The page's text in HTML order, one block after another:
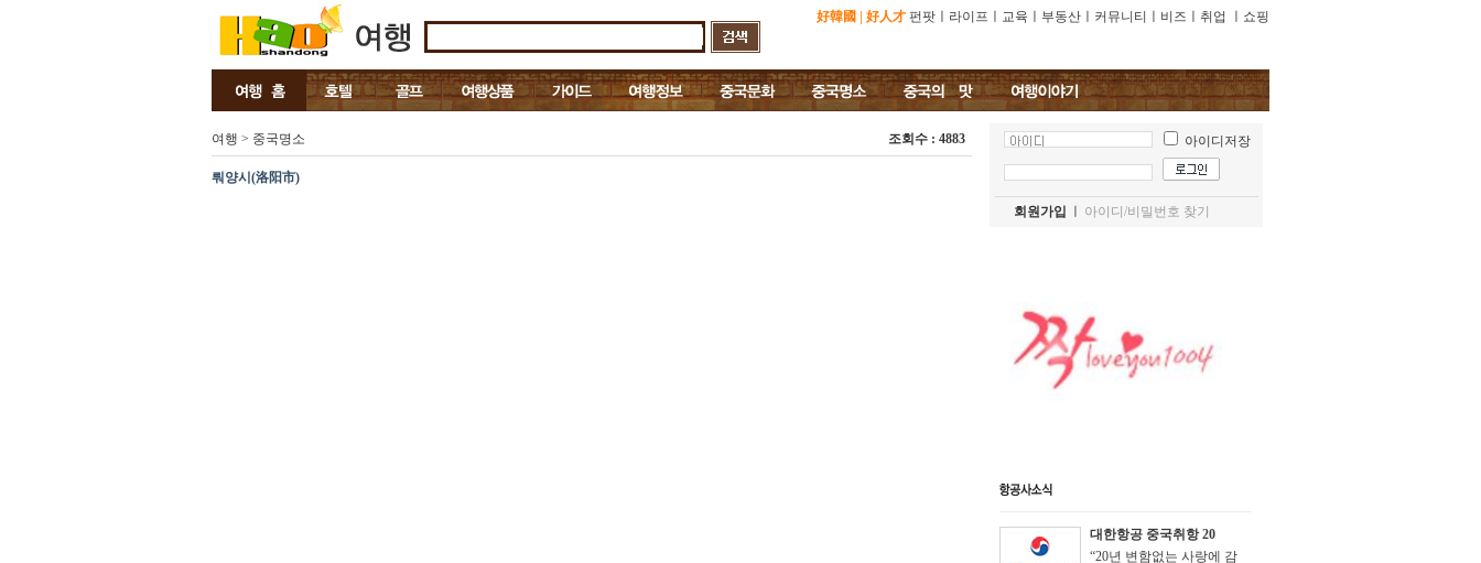
好韓國 好人才 펀팟 라이프 교육 부동산 커뮤니티 비즈 취업 쇼핑
여행 > 중국명소 조회수 : 4883
뤄양시(洛阳市)